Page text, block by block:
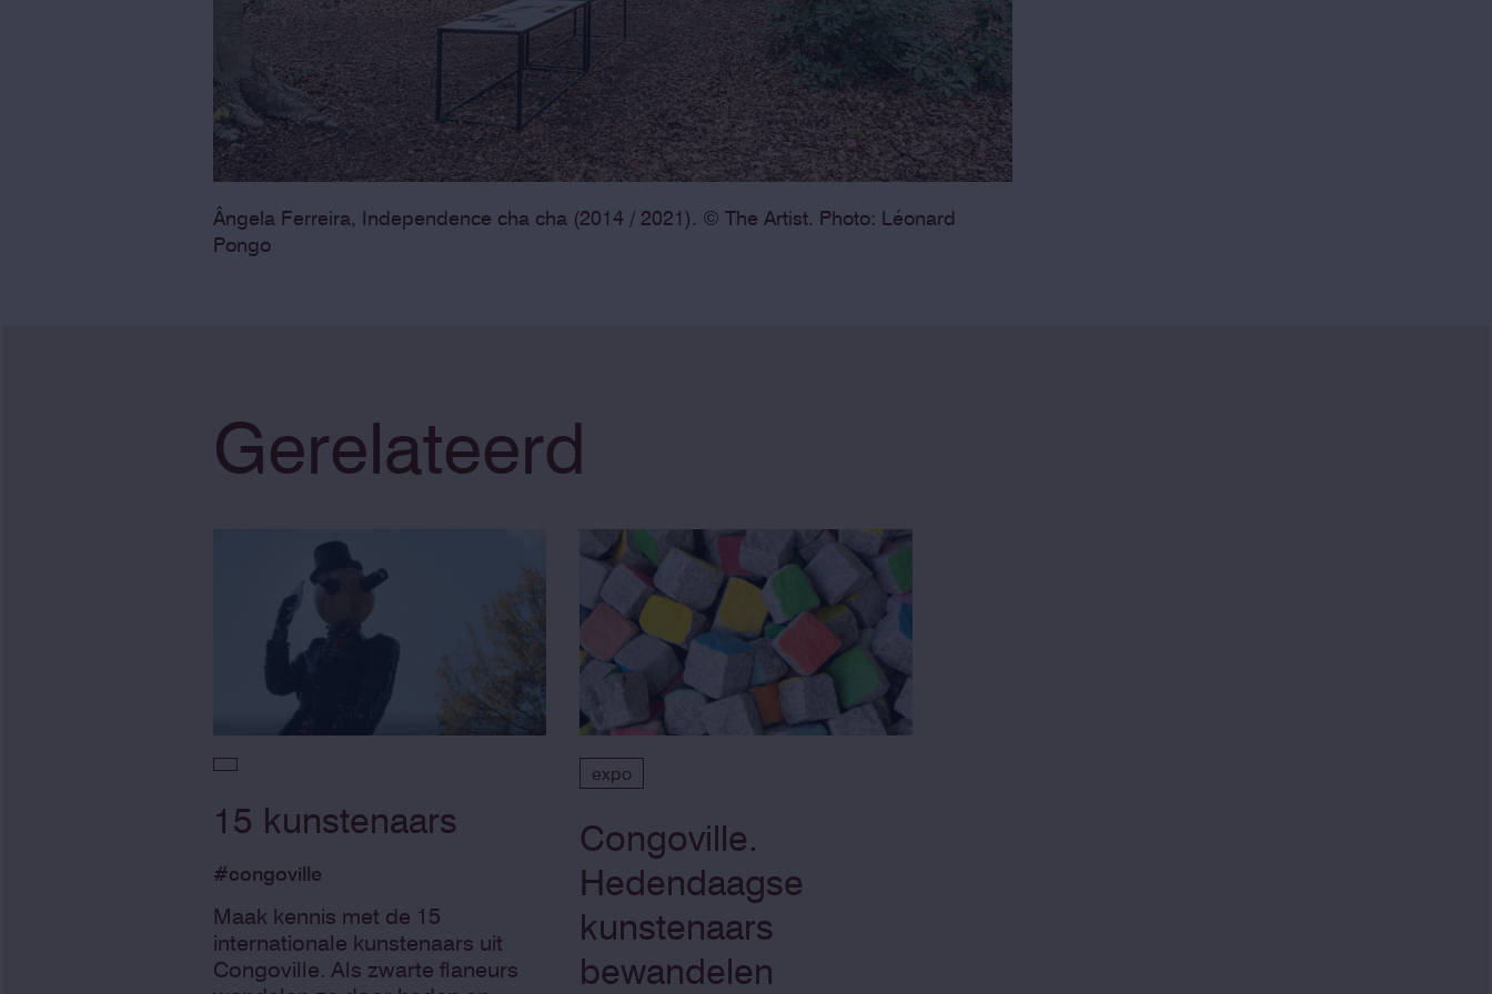
Ângela Ferreira, Independence cha cha (2014 / 2021). © The Artist. Photo: Léonard
Pongo
Gerelateerd
15 kunstenaars
#congoville
Maak kennis met de 15
internationale kunstenaars uit
Congoville. Als zwarte flaneurs
expo
Congoville.
Hedendaagse
kunstenaars
bewandelen